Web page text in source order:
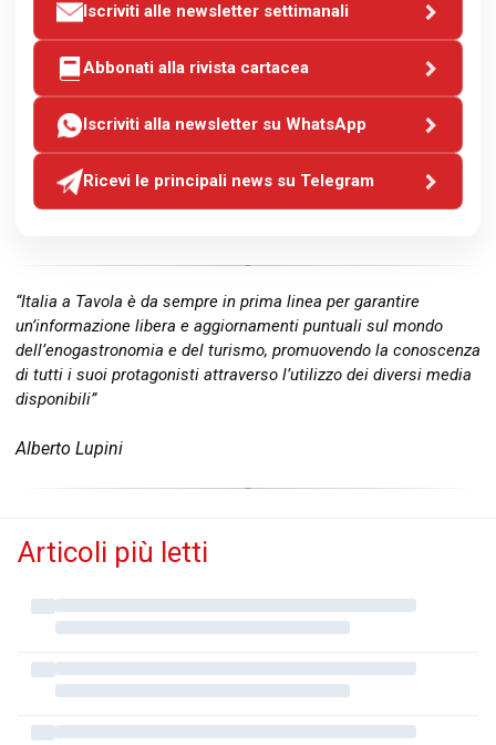
Iscriviti alle newsletter settimanali
Abbonati alla rivista cartacea
Iscriviti alla newsletter su WhatsApp
Ricevi le principali news su Telegram
“Italia a Tavola è da sempre in prima linea per garantire
un’informazione libera e aggiornamenti puntuali sul mondo
dell’enogastronomia e del turismo, promuovendo la conoscenza
di tutti i suoi protagonisti attraverso l’utilizzo dei diversi media
disponibili”
Alberto Lupini
Articoli più letti